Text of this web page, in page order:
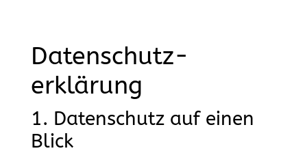
Datenschutz­
erklärung
1. Datenschutz auf einen
Blick